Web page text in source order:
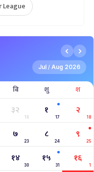
League
Jul / Aug 2026
बि शु श
३२
16
१
17
२
18
७
23
८
24
९
25
१४
30
१५
31
१६
1